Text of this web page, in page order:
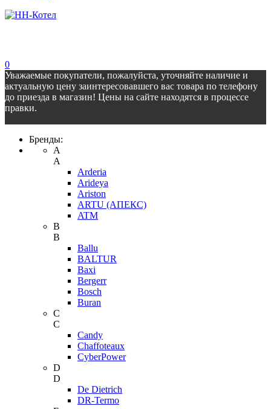
0
Уважаемые покупатели, пожалуйста, уточняйте наличие и
актуальную цену заинтересовавшего вас товара по телефону
до приезда в магазин! Цены на сайте находятся в процессе
правки.
Бренды:
A
A
Arderia
Arideya
Ariston
ARTU (АПЕКС)
ATM
B
B
Ballu
BALTUR
Baxi
Bergerr
Bosch
Buran
C
C
Candy
Chaffoteaux
CyberPower
D
D
De Dietrich
DR-Termo